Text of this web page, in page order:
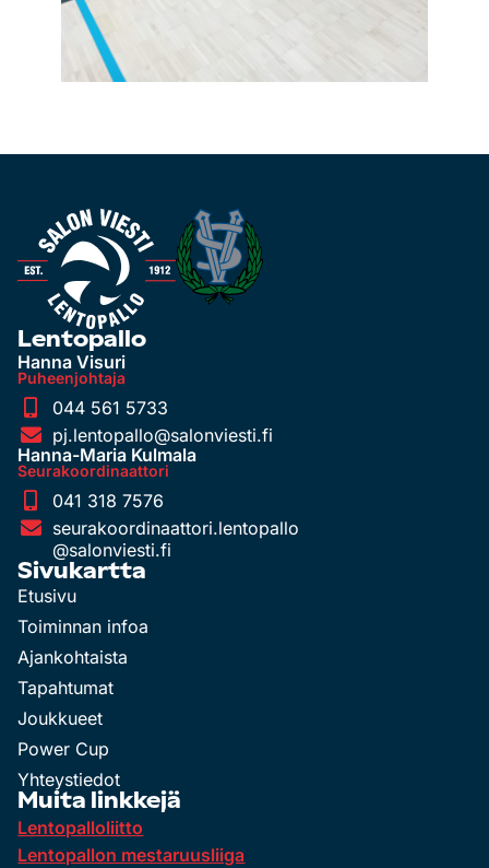
Lentopallo
Hanna Visuri
Puheenjohtaja
044 561 5733
pj.lentopallo@salonviesti.fi
Hanna-Maria Kulmala
Seurakoordinaattori
041 318 7576
seurakoordinaattori.lentopallo
@salonviesti.fi
Sivukartta
Etusivu
Toiminnan infoa
Ajankohtaista
Tapahtumat
Joukkueet
Power Cup
Yhteystiedot
Muita linkkejä
Lentopalloliitto
Lentopallon mestaruusliiga